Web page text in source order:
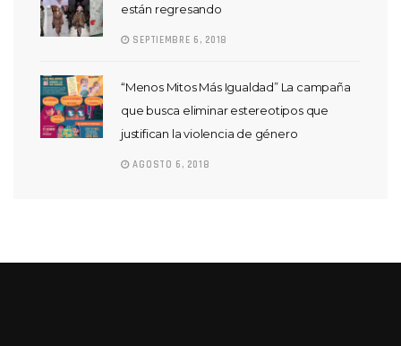
están regresando
SEPTIEMBRE 6, 2018
“Menos Mitos Más Igualdad” La campaña
que busca eliminar estereotipos que
justifican la violencia de género
AGOSTO 6, 2018